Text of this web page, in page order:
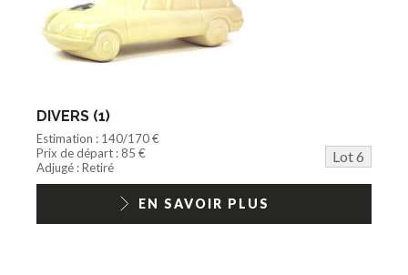
DIVERS (1)
Estimation : 140/170 €
Prix de départ : 85 €
Lot 6
Adjugé : Retiré
EN SAVOIR PLUS